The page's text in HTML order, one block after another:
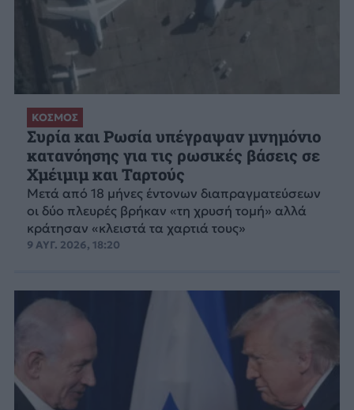
ΚΟΣΜΟΣ
Συρία και Ρωσία υπέγραψαν μνημόνιο
κατανόησης για τις ρωσικές βάσεις σε
Χμέιμιμ και Ταρτούς
Μετά από 18 μήνες έντονων διαπραγματεύσεων
οι δύο πλευρές βρήκαν «τη χρυσή τομή» αλλά
κράτησαν «κλειστά τα χαρτιά τους»
9 ΑΥΓ. 2026, 18:20